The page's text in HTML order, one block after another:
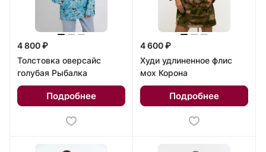
4 800 ₽
Толстовка оверсайс
голубая Рыбалка
Подробнее
4 600 ₽
Худи удлиненное флис
мох Корона
Подробнее